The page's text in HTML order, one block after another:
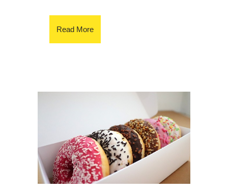
Read More